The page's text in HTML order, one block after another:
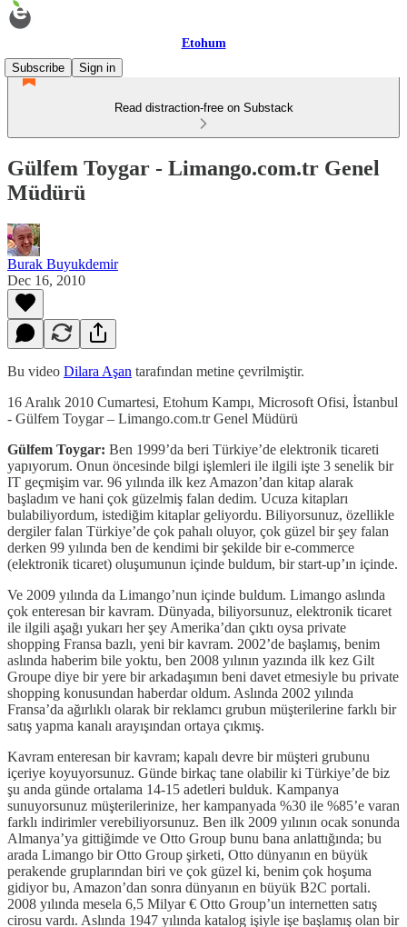
Etohum
Subscribe
Sign in
Read distraction-free on Substack
Gülfem Toygar - Limango.com.tr Genel
Müdürü
Burak Buyukdemir
Dec 16, 2010
Bu video Dilara Aşan tarafından metine çevrilmiştir.
16 Aralık 2010 Cumartesi, Etohum Kampı, Microsoft Ofisi, İstanbul
- Gülfem Toygar – Limango.com.tr Genel Müdürü
Gülfem Toygar: Ben 1999’da beri Türkiye’de elektronik ticareti
yapıyorum. Onun öncesinde bilgi işlemleri ile ilgili işte 3 senelik bir
IT geçmişim var. 96 yılında ilk kez Amazon’dan kitap alarak
başladım ve hani çok güzelmiş falan dedim. Ucuza kitapları
bulabiliyordum, istediğim kitaplar geliyordu. Biliyorsunuz, özellikle
dergiler falan Türkiye’de çok pahalı oluyor, çok güzel bir şey falan
derken 99 yılında ben de kendimi bir şekilde bir e-commerce
(elektronik ticaret) oluşumunun içinde buldum, bir start-up’ın içinde.
Ve 2009 yılında da Limango’nun içinde buldum. Limango aslında
çok enteresan bir kavram. Dünyada, biliyorsunuz, elektronik ticaret
ile ilgili aşağı yukarı her şey Amerika’dan çıktı oysa private
shopping Fransa bazlı, yeni bir kavram. 2002’de başlamış, benim
aslında haberim bile yoktu, ben 2008 yılının yazında ilk kez Gilt
Groupe diye bir yere bir arkadaşımın beni davet etmesiyle bu private
shopping konusundan haberdar oldum. Aslında 2002 yılında
Fransa’da ağırlıklı olarak bir reklamcı grubun müşterilerine farklı bir
satış yapma kanalı arayışından ortaya çıkmış.
Kavram enteresan bir kavram; kapalı devre bir müşteri grubunu
içeriye koyuyorsunuz. Günde birkaç tane olabilir ki Türkiye’de biz
şu anda günde ortalama 14-15 adetleri bulduk. Kampanya
sunuyorsunuz müşterilerinize, her kampanyada %30 ile %85’e varan
farklı indirimler verebiliyorsunuz. Ben ilk 2009 yılının ocak sonunda
Almanya’ya gittiğimde ve Otto Group bunu bana anlattığında; bu
arada Limango bir Otto Group şirketi, Otto dünyanın en büyük
perakende gruplarından biri ve çok güzel ki, benim çok hoşuma
gidiyor bu, Amazon’dan sonra dünyanın en büyük B2C portali.
2008 yılında mesela 6,5 Milyar € Otto Group’un internetten satış
cirosu vardı. Aslında 1947 yılında katalog işiyle işe başlamış olan bir